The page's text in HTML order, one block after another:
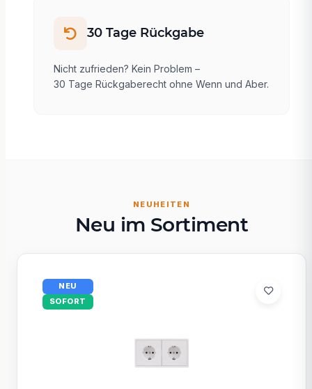
30 Tage Rückgabe
Nicht zufrieden? Kein Problem –
30 Tage Rückgaberecht ohne Wenn und Aber.
NEUHEITEN
Neu im Sortiment
NEU
SOFORT